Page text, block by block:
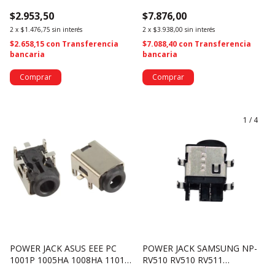
$2.953,50
2 x $1.476,75 sin interés
$2.658,15 con Transferencia
bancaria
$7.876,00
2 x $3.938,00 sin interés
$7.088,40 con Transferencia
bancaria
POWER JACK ASUS EEE PC
1001P 1005HA 1008HA 1101H
1 / 4
POWER JACK SAMSUNG NP-
RV510 RV510 RV511